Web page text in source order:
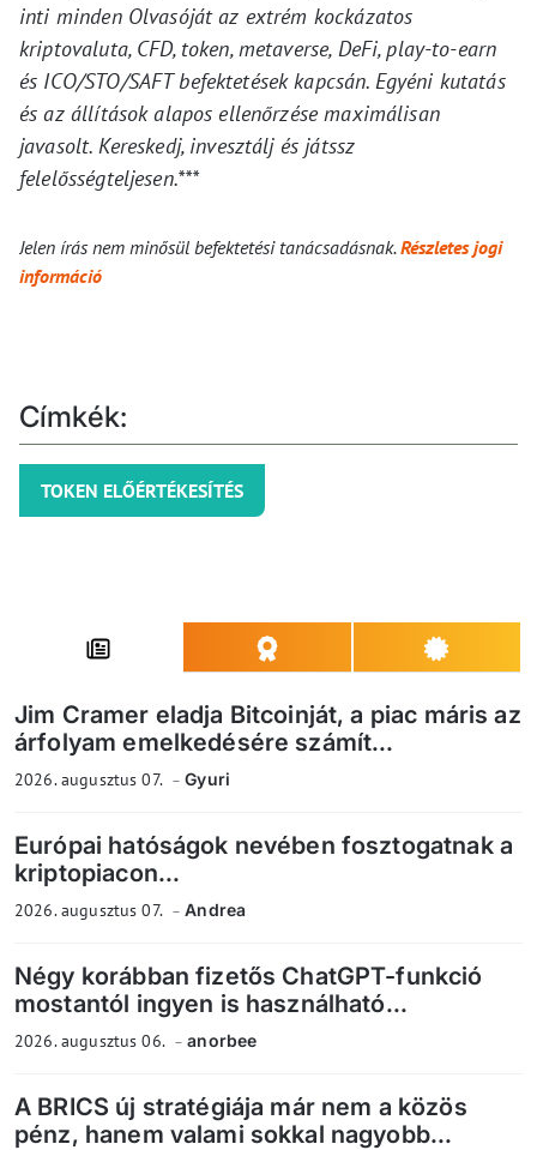
inti minden Olvasóját az extrém kockázatos
kriptovaluta, CFD, token, metaverse, DeFi, play-to-earn
és ICO/STO/SAFT befektetések kapcsán. Egyéni kutatás
és az állítások alapos ellenőrzése maximálisan
javasolt. Kereskedj, invesztálj és játssz
felelősségteljesen.***
Jelen írás nem minősül befektetési tanácsadásnak.Részletes jogi
információ
Címkék:
TOKEN ELŐÉRTÉKESÍTÉS
Jim Cramer eladja Bitcoinját, a piac máris az
árfolyam emelkedésére számít...
2026. augusztus 07. Gyuri
Európai hatóságok nevében fosztogatnak a
kriptopiacon...
2026. augusztus 07. Andrea
Négy korábban fizetős ChatGPT-funkció
mostantól ingyen is használható...
2026. augusztus 06. anorbee
A BRICS új stratégiája már nem a közös
pénz, hanem valami sokkal nagyobb...